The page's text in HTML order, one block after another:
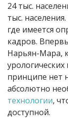
24 тыс.
тыс.
где имеется
кадров.
Нарьян-Мара,
принципе нет
абсолютно
технологии,
доступной.